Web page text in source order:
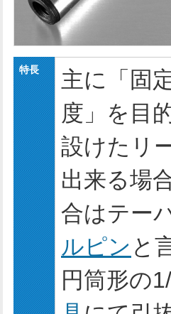
特長
主に「固
度」を目
設けたリ
出来る場
合はテー
ルピン と
円筒形の